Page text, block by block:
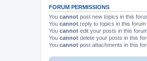
FORUM PERMISSIONS
You cannot post new topics in this
You cannot reply to topics in this forum
You cannot edit your posts in this
You cannot delete your posts in this
You cannot post attachments in this